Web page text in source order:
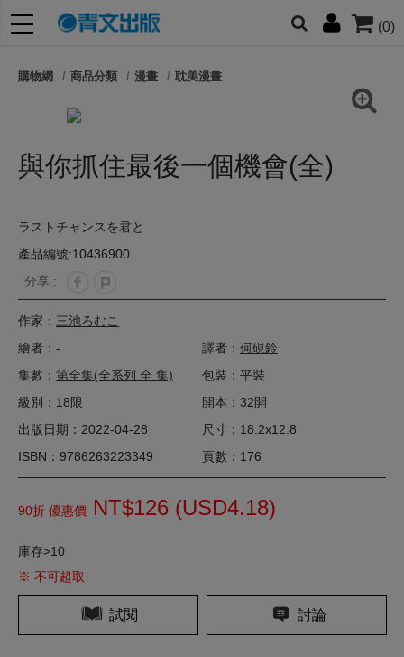
(0)
朋友們，提高警覺！
購物網 商品分類 漫畫 耽美漫畫
與你抓住最後一個機會(全)
ラストチャンスを君と
產品編號:10436900
分享 :
作家： 三池ろむこ
繪者：-
譯者： 何硯鈴
集數： 第全集(全系列 全 集)
包裝：平裝
級別：18限
開本：32開
出版日期：2022-04-28
尺寸：18.2x12.8
ISBN：9786263223349
頁數：176
90折 優惠價 NT$126 (USD4.18)
庫存>10
※ 不可超取
試閱 討論